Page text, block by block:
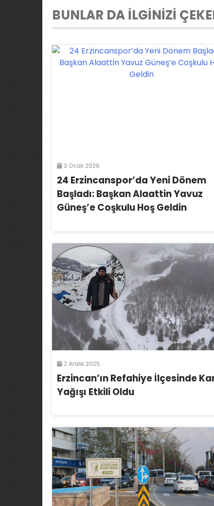
BUNLAR DA İLGİNİZİ
3 Ocak 2026
24 Erzincanspor’da Yeni Dönem
Başladı: Başkan Alaattin Yavuz
Güneş’e Coşkulu Hoş Geldin
2 Aralık 2025
Erzincan’ın Refahiye İlçesinde
Yağışı Etkili Oldu